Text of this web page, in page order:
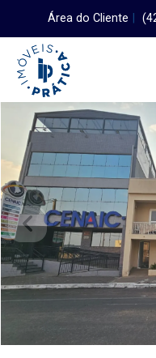
Área do Cliente